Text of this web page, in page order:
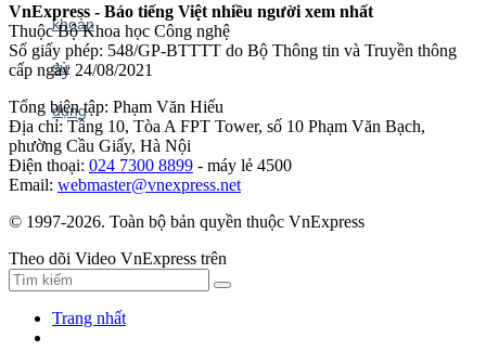
VnExpress - Báo tiếng Việt nhiều người xem nhất
Thuộc Bộ Khoa học Công nghệ
Số giấy phép: 548/GP-BTTTT do Bộ Thông tin và Truyền thông
cấp ngày 24/08/2021
Tổng biên tập: Phạm Văn Hiếu
Địa chỉ: Tầng 10, Tòa A FPT Tower, số 10 Phạm Văn Bạch,
phường Cầu Giấy, Hà Nội
Điện thoại: 024 7300 8899 - máy lẻ 4500
Email: webmaster@vnexpress.net
© 1997-2026. Toàn bộ bản quyền thuộc VnExpress
Theo dõi Video VnExpress trên
Trang nhất